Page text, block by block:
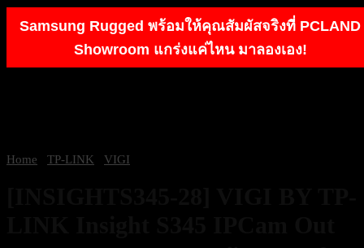
Samsung Rugged พร้อมให้คุณสัมผัสจริงที่ PCLAND
Showroom แกร่งแค่ไหน มาลองเอง!
Home TP-LINK VIGI